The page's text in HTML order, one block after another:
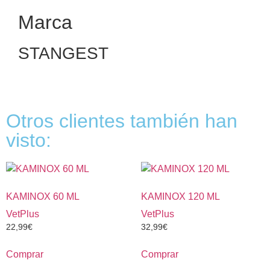
Marca
STANGEST
Otros clientes también han
visto:
KAMINOX 60 ML
VetPlus
22,99€
Comprar
KAMINOX 120 ML
VetPlus
32,99€
Comprar